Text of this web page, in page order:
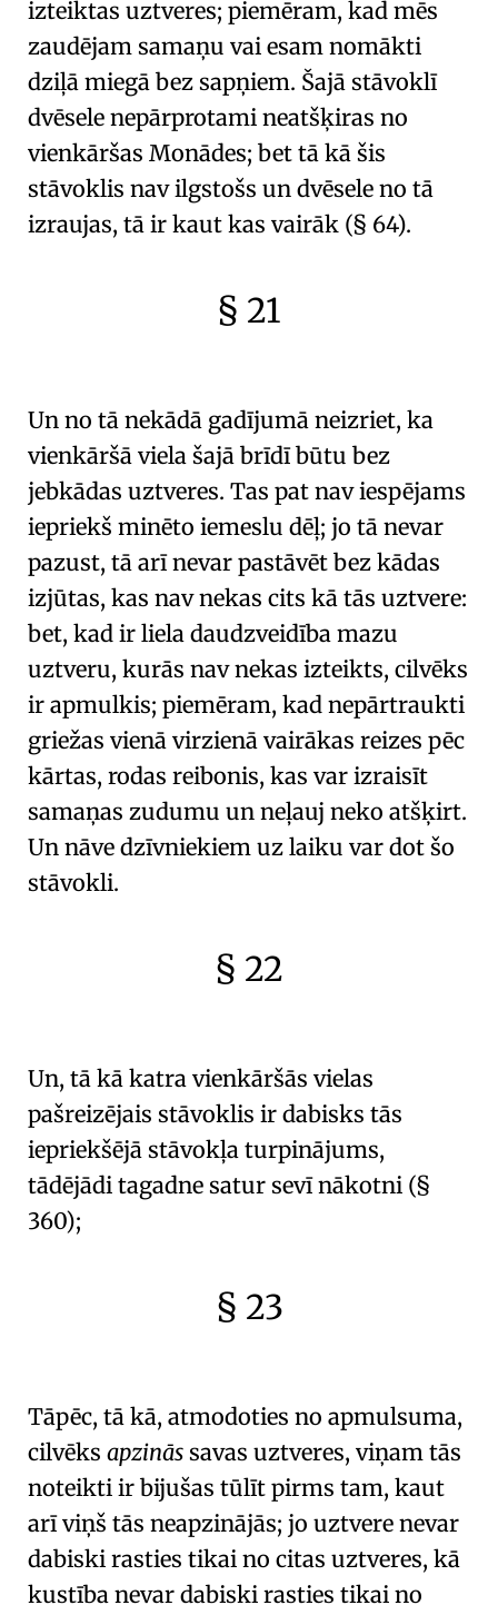
izteiktas uztveres; piemēram, kad mēs
zaudējam samaņu vai esam nomākti
dziļā miegā bez sapņiem. Šajā stāvoklī
dvēsele nepārprotami neatšķiras no
vienkāršas Monādes; bet tā kā šis
stāvoklis nav ilgstošs un dvēsele no tā
izraujas, tā ir kaut kas vairāk (§ 64).
§ 21
Un no tā nekādā gadījumā neizriet, ka
vienkāršā viela šajā brīdī būtu bez
jebkādas uztveres. Tas pat nav iespējams
iepriekš minēto iemeslu dēļ; jo tā nevar
pazust, tā arī nevar pastāvēt bez kādas
izjūtas, kas nav nekas cits kā tās uztvere:
bet, kad ir liela daudzveidība mazu
uztveru, kurās nav nekas izteikts, cilvēks
ir apmulkis; piemēram, kad nepārtraukti
griežas vienā virzienā vairākas reizes pēc
kārtas, rodas reibonis, kas var izraisīt
samaņas zudumu un neļauj neko atšķirt.
Un nāve dzīvniekiem uz laiku var dot šo
stāvokli.
§ 22
Un, tā kā katra vienkāršās vielas
pašreizējais stāvoklis ir dabisks tās
iepriekšējā stāvokļa turpinājums,
tādējādi tagadne satur sevī nākotni (§
360);
§ 23
Tāpēc, tā kā, atmodoties no apmulsuma,
cilvēks apzinās savas uztveres, viņam tās
noteikti ir bijušas tūlīt pirms tam, kaut
arī viņš tās neapzinājās; jo uztvere nevar
dabiski rasties tikai no citas uztveres, kā
kustība nevar dabiski rasties tikai no